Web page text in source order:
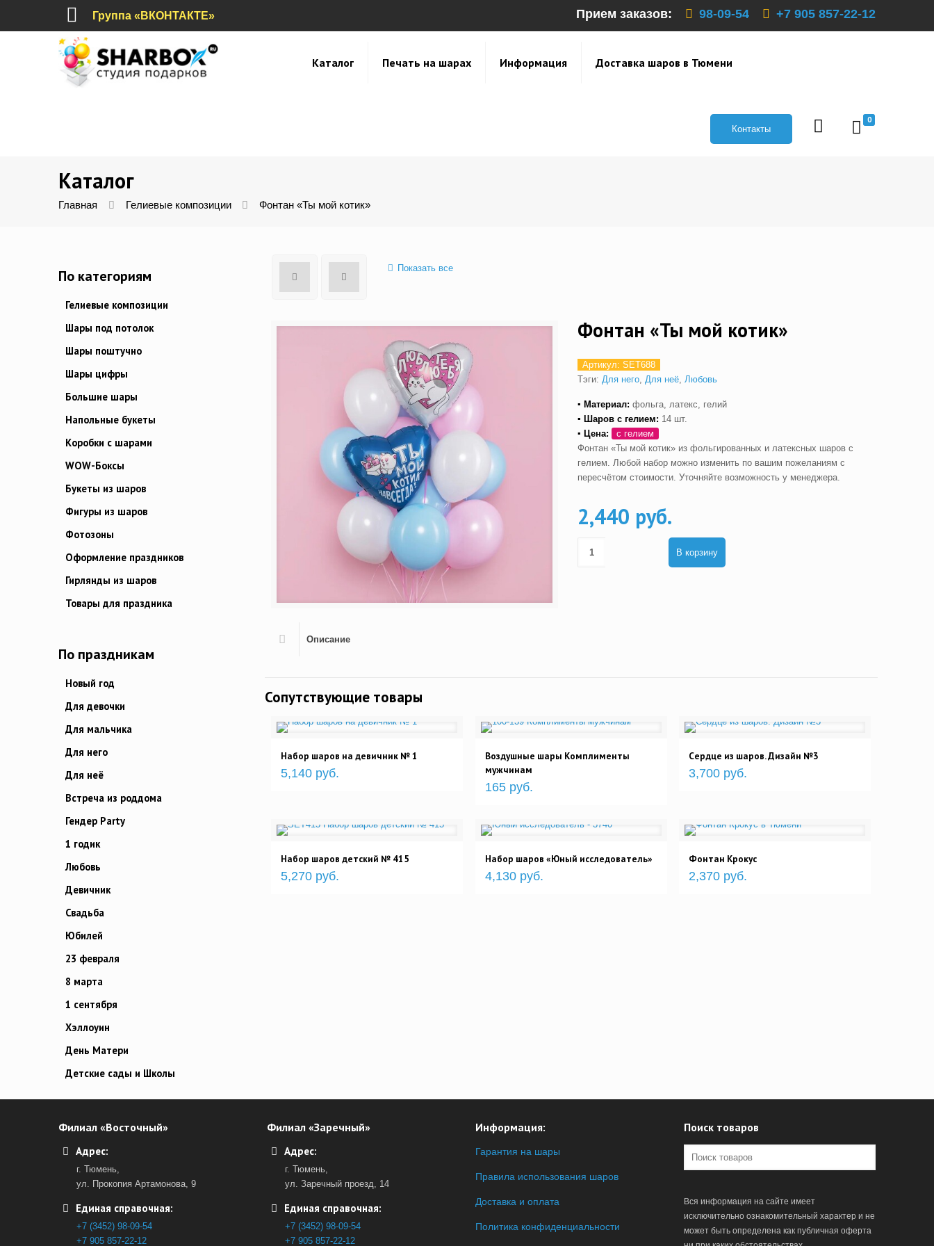
Прием заказов: 98-09-54 +7 905 857-22-12
Группа «ВКОНТАКТЕ»
Каталог Печать на шарах Информация Доставка шаров в Тюмени
0
Контакты
Каталог
Главная Гелиевые композиции Фонтан «Ты мой котик»
Показать все
Фонтан «Ты мой котик»
Артикул: SET688
Тэги: Для него, Для неё, Любовь
▪ Материал: фольга, латекс, гелий
▪ Шаров с гелием: 14 шт.
▪ Цена:
с гелием
Фонтан «Ты мой котик» из фольгированных и латексных шаров с
гелием. Любой набор можно изменить по вашим пожеланиям с
пересчётом стоимости. Уточняйте возможность у менеджера.
2,440 руб.
В корзину
Описание
Сопутствующие товары
Набор шаров на девичник № 1
5,140 руб.
Воздушные шары Комплименты
мужчинам
165 руб.
Сердце из шаров. Дизайн №3
3,700 руб.
Набор шаров детский № 415
5,270 руб.
Набор шаров «Юный исследователь»
4,130 руб.
Фонтан Крокус
2,370 руб.
По категориям
Гелиевые композиции
Шары под потолок
Шары поштучно
Шары цифры
Большие шары
Напольные букеты
Коробки с шарами
WOW-Боксы
Букеты из шаров
Фигуры из шаров
Фотозоны
Оформление праздников
Гирлянды из шаров
Товары для праздника
По праздникам
Новый год
Для девочки
Для мальчика
Для него
Для неё
Встреча из роддома
Гендер Party
1 годик
Любовь
Девичник
Свадьба
Юбилей
23 февраля
8 марта
1 сентября
Хэллоуин
День Матери
Детские сады и Школы
Филиал «Восточный»
Адрес:
г. Тюмень,
ул. Прокопия Артамонова, 9
Единая справочная:
+7 (3452) 98-09-54
+7 905 857-22-12
Филиал «Заречный»
Адрес:
г. Тюмень,
ул. Заречный проезд, 14
Единая справочная:
+7 (3452) 98-09-54
+7 905 857-22-12
Информация:
Гарантия на шары
Правила использования шаров
Доставка и оплата
Политика конфиденциальности
Поиск товаров
Вся информация на сайте имеет
исключительно ознакомительный характер и не
может быть определена как публичная оферта